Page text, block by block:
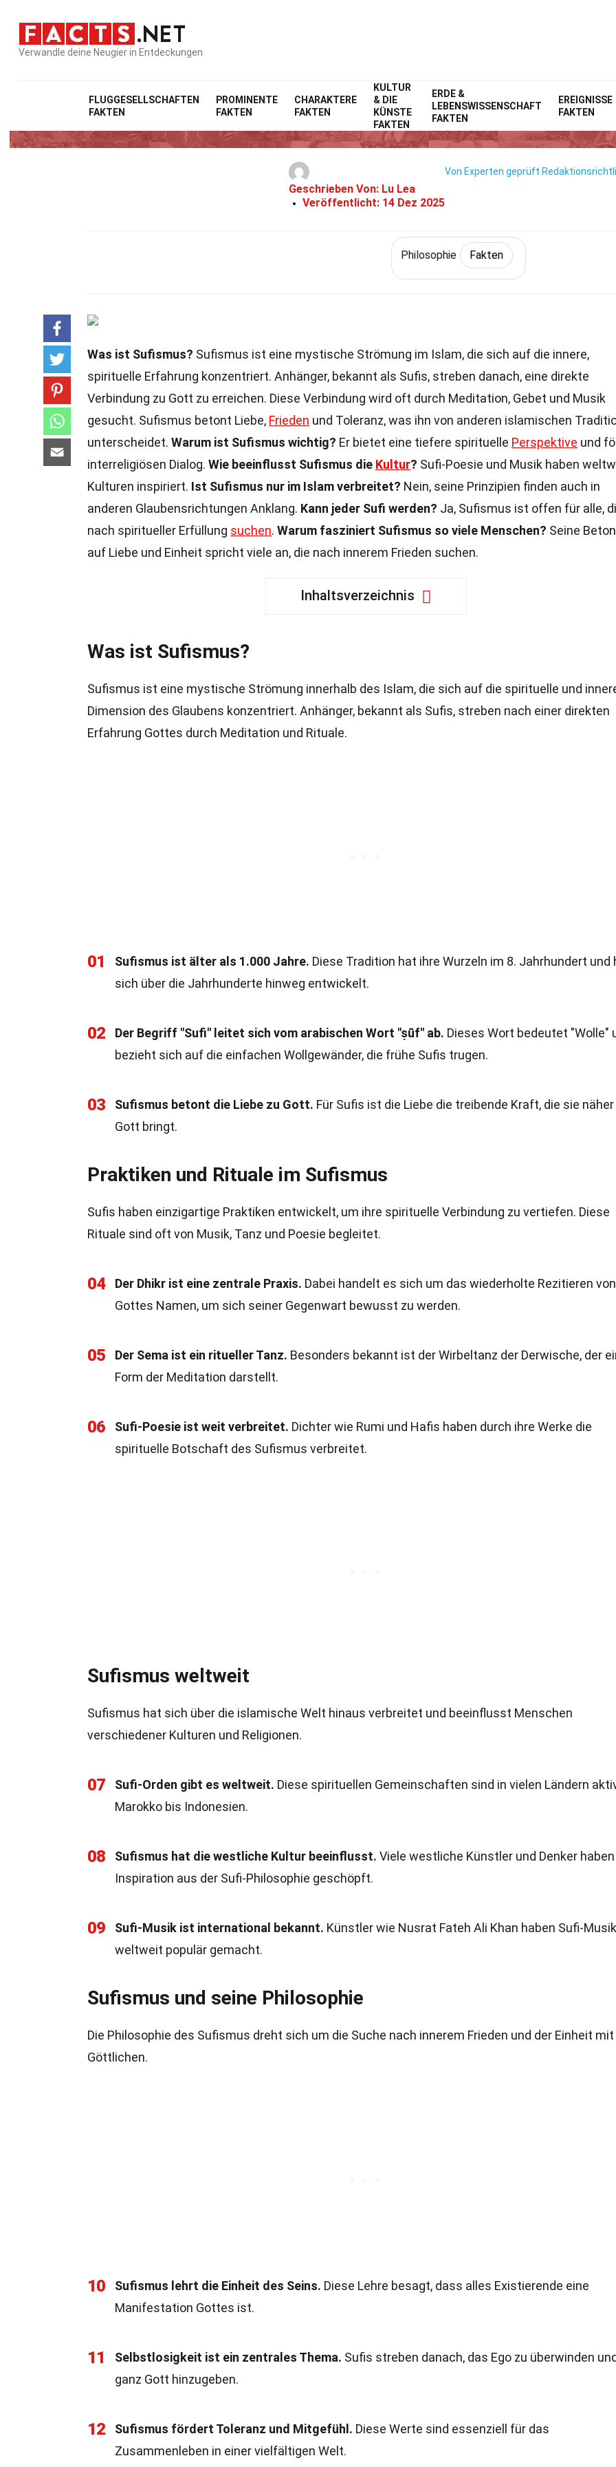
Verwandle deine Neugier in Entdeckungen
FLUGGESELLSCHAFTEN
FAKTEN
PROMINENTE
FAKTEN
CHARAKTERE
FAKTEN
KULTUR
& DIE
KÜNSTE
FAKTEN
ERDE &
LEBENSWISSENSCHAFT
FAKTEN
EREIGNISSE
FAKTEN
Home Philosophie & Denken PhilosophieFakten
29 Fakten Über Sufismus
Geschrieben Von: Lu Lea
Veröffentlicht: 14 Dez 2025
Von Experten geprüft
Philosophie Fakten
Was ist Sufismus? Sufismus ist eine mystische Strömung im Islam, die sich auf die innere,
spirituelle Erfahrung konzentriert. Anhänger, bekannt als Sufis, streben danach, eine direkte
Verbindung zu Gott zu erreichen. Diese Verbindung wird oft durch Meditation, Gebet und Musik
gesucht. Sufismus betont Liebe, Frieden und Toleranz, was ihn von anderen islamischen
unterscheidet. Warum ist Sufismus wichtig? Er bietet eine tiefere spirituelle Perspektive und
interreligiösen Dialog. Wie beeinflusst Sufismus die Kultur? Sufi-Poesie und Musik haben
Kulturen inspiriert. Ist Sufismus nur im Islam verbreitet? Nein, seine Prinzipien finden auch in
anderen Glaubensrichtungen Anklang. Kann jeder Sufi werden? Ja, Sufismus ist offen für alle,
nach spiritueller Erfüllung suchen. Warum fasziniert Sufismus so viele Menschen? Seine
auf Liebe und Einheit spricht viele an, die nach innerem Frieden suchen.
Inhaltsverzeichnis
Was ist Sufismus?
Sufismus ist eine mystische Strömung innerhalb des Islam, die sich auf die spirituelle und
Dimension des Glaubens konzentriert. Anhänger, bekannt als Sufis, streben nach einer direkten
Erfahrung Gottes durch Meditation und Rituale.
01 Sufismus ist älter als 1.000 Jahre. Diese Tradition hat ihre Wurzeln im 8. Jahrhundert und
sich über die Jahrhunderte hinweg entwickelt.
02 Der Begriff "Sufi" leitet sich vom arabischen Wort "ṣūf" ab. Dieses Wort bedeutet "Wolle"
bezieht sich auf die einfachen Wollgewänder, die frühe Sufis trugen.
03 Sufismus betont die Liebe zu Gott. Für Sufis ist die Liebe die treibende Kraft, die sie
Gott bringt.
Praktiken und Rituale im Sufismus
Sufis haben einzigartige Praktiken entwickelt, um ihre spirituelle Verbindung zu vertiefen. Diese
Rituale sind oft von Musik, Tanz und Poesie begleitet.
04 Der Dhikr ist eine zentrale Praxis. Dabei handelt es sich um das wiederholte Rezitieren von
Gottes Namen, um sich seiner Gegenwart bewusst zu werden.
05 Der Sema ist ein ritueller Tanz. Besonders bekannt ist der Wirbeltanz der Derwische, der
Form der Meditation darstellt.
06 Sufi-Poesie ist weit verbreitet. Dichter wie Rumi und Hafis haben durch ihre Werke die
spirituelle Botschaft des Sufismus verbreitet.
Sufismus weltweit
Sufismus hat sich über die islamische Welt hinaus verbreitet und beeinflusst Menschen
verschiedener Kulturen und Religionen.
07 Sufi-Orden gibt es weltweit. Diese spirituellen Gemeinschaften sind in vielen Ländern
Marokko bis Indonesien.
08 Sufismus hat die westliche Kultur beeinflusst. Viele westliche Künstler und Denker haben
Inspiration aus der Sufi-Philosophie geschöpft.
09 Sufi-Musik ist international bekannt. Künstler wie Nusrat Fateh Ali Khan haben Sufi-Musik
weltweit populär gemacht.
Sufismus und seine Philosophie
Die Philosophie des Sufismus dreht sich um die Suche nach innerem Frieden und der Einheit
Göttlichen.
10 Sufismus lehrt die Einheit des Seins. Diese Lehre besagt, dass alles Existierende eine
Manifestation Gottes ist.
11 Selbstlosigkeit ist ein zentrales Thema. Sufis streben danach, das Ego zu überwinden
ganz Gott hinzugeben.
12 Sufismus fördert Toleranz und Mitgefühl. Diese Werte sind essenziell für das
Zusammenleben in einer vielfältigen Welt.